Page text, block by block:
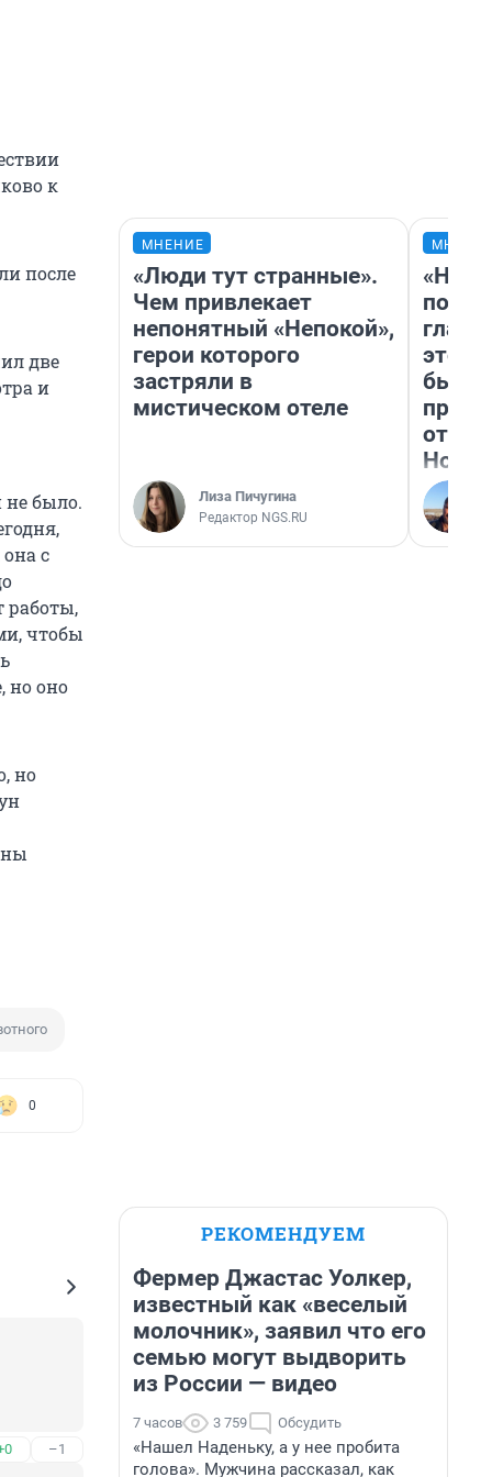
к
после
две
и
не было.
с
работы,
чтобы
но оно
но
0
–1
МНЕНИЕ
«Люди тут странные».
Чем привлекает
непонятный «Непокой»,
герои которого
застряли в
мистическом отеле
Лиза Пичугина
Редактор NGS.RU
этого
бьет
РЕКОМЕНДУЕМ
Фермер Джастас Уолкер,
известный как «веселый
молочник», заявил что его
семью могут выдворить
из России — видео
7 часов 3 759 Обсудить
«Нашел Наденьку, а у нее пробита
голова». Мужчина рассказал, как